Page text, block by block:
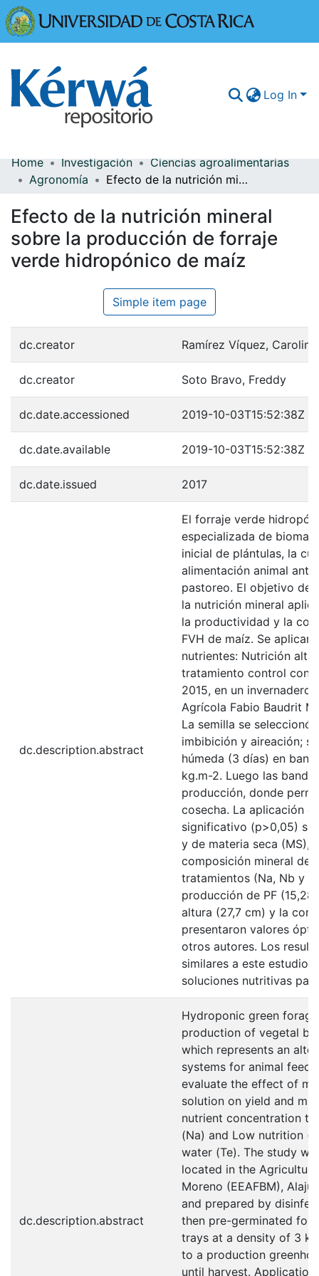
Log In
Communities & Collections
Browse Kérwá
Statistics
Home Investigación
Ciencias agroalimentarias
Agronomía
Efecto de la nutrición mineral sobre la producción de forraje verde hidropónico de maíz
Efecto de la nutrición mineral
sobre la producción de forraje
verde hidropónico de maíz
Simple item page
dc.creator Ramírez Víquez,
dc.creator Soto Bravo, Freddy
dc.date.accessioned 2019-10-03T15:52:38Z
dc.date.available 2019-10-03T15:52:38Z
dc.date.issued 2017
dc.description.abstract
El forraje verde
especializada de
inicial de plántulas, la
alimentación animal
pastoreo. El objetivo de
la nutrición mineral
la productividad y la
FVH de maíz. Se
nutrientes: Nutrición
tratamiento control con
2015, en un invernadero
Agrícola Fabio Baudrit
La semilla se
imbibición y aireación;
húmeda (3 días) en
kg.m-2. Luego las
producción, donde
cosecha. La aplicación
significativo (p>0,05)
y de materia seca (MS),
composición mineral del
tratamientos (Na, Nb y
producción de PF
altura (27,7 cm) y la
presentaron valores
otros autores. Los
similares a este estudio,
soluciones nutritivas
dc.description.abstract
Hydroponic green
production of vegetal
which represents an
systems for animal
evaluate the effect of
solution on yield and
nutrient concentration
(Na) and Low nutrition
water (Te). The study
located in the
Moreno (EEAFBM),
and prepared by
then pre-germinated for
trays at a density of 3
to a production
until harvest.